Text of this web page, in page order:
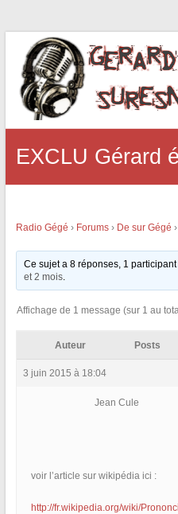
EXCLU Gérard
Radio Gégé › Forums › De sur Gégé ›
Ce sujet a 8 réponses, 1
et 2 mois.
Affichage de 1 message (sur 1 au
Auteur Posts
3 juin 2015 à 18:04
Jean Cule
voir l’article sur wikipédia ici :
http://fr.wikipedia.org/wiki/